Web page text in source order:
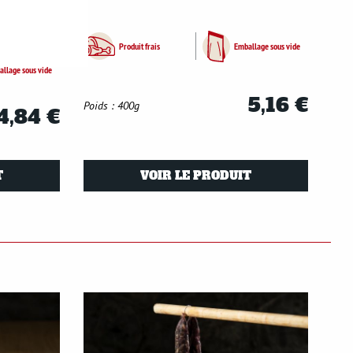
sous vide
€
Produit frais Emballage sous vide
Poids : 400g 5,16 €
VOIR LE PRODUIT